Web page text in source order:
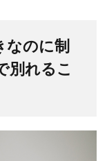
なのに制
別れるこ